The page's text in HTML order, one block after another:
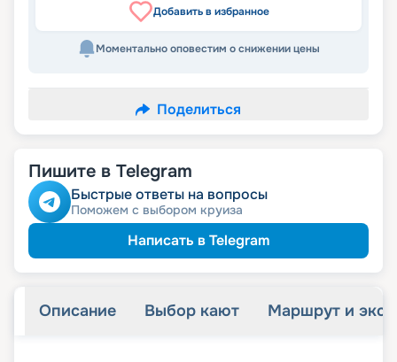
Добавить в избранное
Моментально оповестим о снижении цены
Поделиться
Пишите в Telegram
Быстрые ответы на вопросы
Поможем с выбором круиза
Написать в Telegram
Описание Выбор кают Маршрут и